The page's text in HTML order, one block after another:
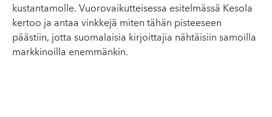
kustantamolle. Vuorovaikutteisessa esitelmässä Kesola
kertoo ja antaa vinkkejä miten tähän pisteeseen
päästiin, jotta suomalaisia kirjoittajia nähtäisiin samoilla
markkinoilla enemmänkin.